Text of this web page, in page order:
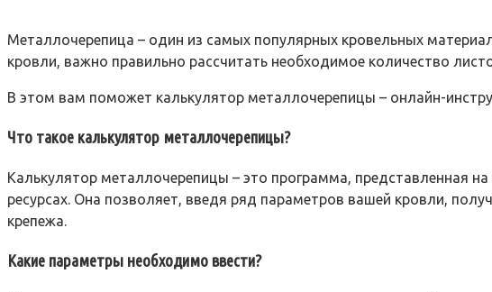
Металлочерепица – один из самых популярных кровельных
кровли, важно правильно рассчитать необходимое количество
В этом вам поможет калькулятор металлочерепицы – онлайн-
Что такое калькулятор металлочерепицы?
Калькулятор металлочерепицы – это программа, представленная
ресурсах. Она позволяет, введя ряд параметров вашей кровли,
крепежа.
Какие параметры необходимо ввести?